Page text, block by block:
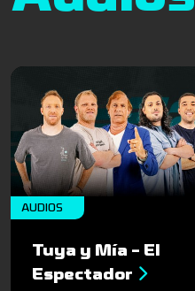
AUDIOS
Tuya y Mía - El
Espectador